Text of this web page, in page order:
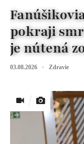
pokraji
je nútená
03.08.2026 Zdravie